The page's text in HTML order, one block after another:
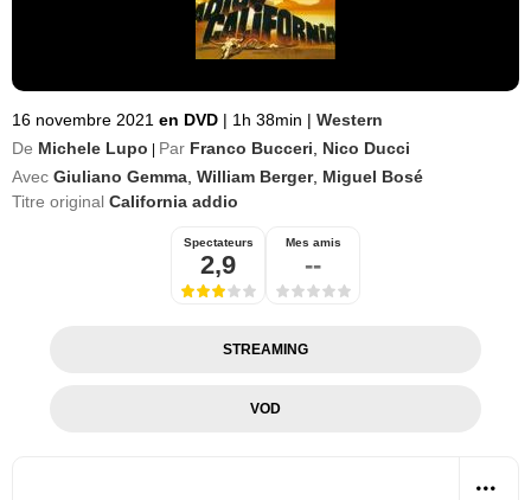
16 novembre 2021 en DVD | 1h 38min | Western
De Michele Lupo Par Franco Bucceri
Nico Ducci
Avec Giuliano Gemma William Berger, Miguel Bosé
Titre original California addio
Spectateurs
2,9
Mes amis
--
STREAMING
VOD